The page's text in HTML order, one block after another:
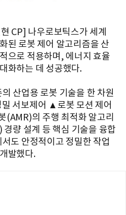
CP] 나우로보틱스가 세계
된 로봇 제어 알고리즘을 산
으로 적용하며, 에너지 효율
화하는 데 성공했다.
산업용 로봇 기술을 한 차원
서보제어 ▲로봇 모션 제어
의 주행 최적화 알고리
량 설계 등 핵심 기술을 융합
도 안정적이고 정밀한 작업
발했다.